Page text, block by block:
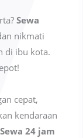
Sewa
nikmati
di ibu kota.
cepat,
kendaraan
Sewa 24 jam